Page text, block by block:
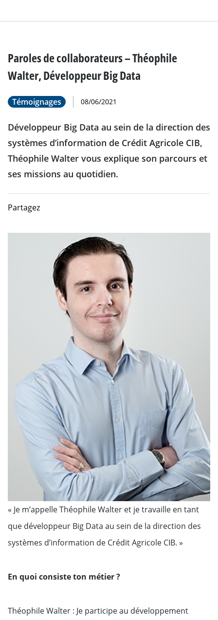
Paroles de collaborateurs – Théophile
Walter, Développeur Big Data
Témoignages 08/06/2021
Développeur Big Data au sein de la direction des
systèmes d’information de Crédit Agricole CIB,
Théophile Walter vous explique son parcours et
ses missions au quotidien.
Partagez
« Je m’appelle Théophile Walter et je travaille en tant
que développeur Big Data au sein de la direction des
systèmes d’information de Crédit Agricole CIB. »
En quoi consiste ton métier ?
Théophile Walter : Je participe au développement